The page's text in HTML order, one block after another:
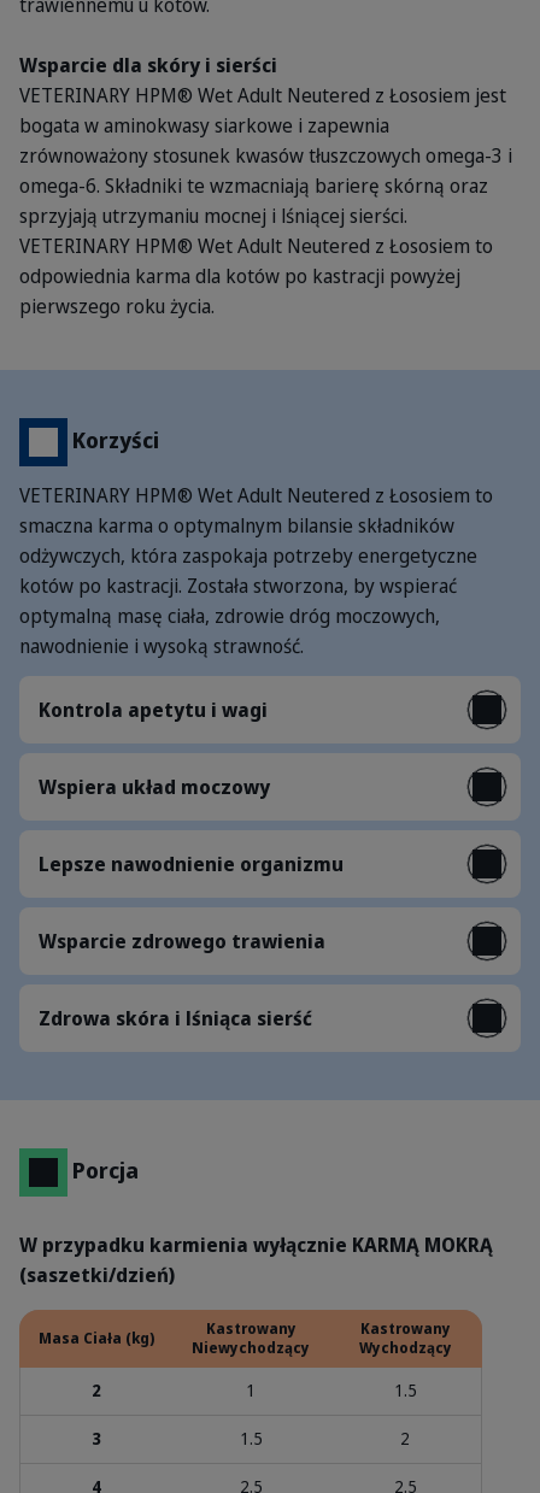
Wsparcie dla skóry i sierści
VETERINARY HPM® Wet Adult Neutered z Łososiem jest
bogata w aminokwasy siarkowe i zapewnia
zrównoważony stosunek kwasów tłuszczowych omega-3 i
omega-6. Składniki te wzmacniają barierę skórną oraz
sprzyjają utrzymaniu mocnej i lśniącej sierści.
VETERINARY HPM® Wet Adult Neutered z Łososiem to
odpowiednia karma dla kotów po kastracji powyżej
pierwszego roku życia.
Korzyści
VETERINARY HPM® Wet Adult Neutered z Łososiem to
smaczna karma o optymalnym bilansie składników
odżywczych, która zaspokaja potrzeby energetyczne
kotów po kastracji. Została stworzona, by wspierać
optymalną masę ciała, zdrowie dróg moczowych,
nawodnienie i wysoką strawność.
Kontrola apetytu i wagi
Wspiera układ moczowy
Lepsze nawodnienie organizmu
Wsparcie zdrowego trawienia
Zdrowa skóra i lśniąca sierść
Porcja
W przypadku karmienia wyłącznie KARMĄ MOKRĄ
(saszetki/dzień)
Masa Ciała (kg)
Kastrowany
Niewychodzący
Kastrowany
Wychodzący
2 1 1.5
3 1.5 2
4 2.5 2.5